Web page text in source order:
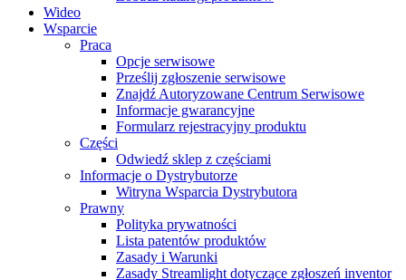
Wideo
Wsparcie
Praca
Opcje serwisowe
Prześlij zgłoszenie serwisowe
Znajdź Autoryzowane Centrum Serwisowe
Informacje gwarancyjne
Formularz rejestracyjny produktu
Części
Odwiedź sklep z częściami
Informacje o Dystrybutorze
Witryna Wsparcia Dystrybutora
Prawny
Polityka prywatności
Lista patentów produktów
Zasady i Warunki
Zasady Streamlight dotyczące zgłoszeń inventor